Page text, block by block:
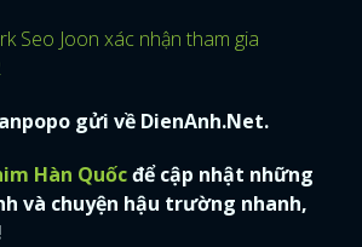
Seo Joon xác nhận tham gia
gửi về DienAnh.Net.
Hàn Quốcđể cập nhật những
và chuyện hậu trường nhanh,